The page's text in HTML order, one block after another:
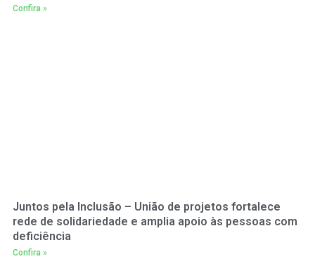
Confira »
Juntos pela Inclusão – União de projetos fortalece
rede de solidariedade e amplia apoio às pessoas com
deficiência
Confira »